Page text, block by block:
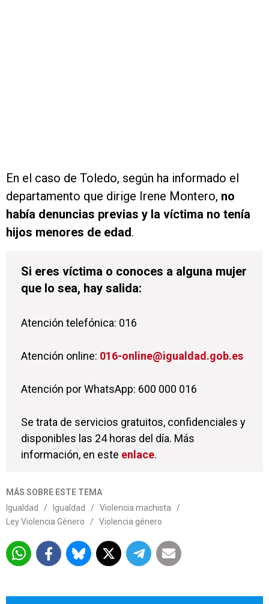
En el caso de Toledo, según ha informado el
departamento que dirige Irene Montero, no
había denuncias previas y la víctima no tenía
hijos menores de edad.
Si eres víctima o conoces a alguna mujer
que lo sea, hay salida:
Atención telefónica: 016
Atención online: 016-online@igualdad.gob.es
Atención por WhatsApp: 600 000 016
Se trata de servicios gratuitos, confidenciales y
disponibles las 24 horas del día. Más
información, en este enlace.
MÁS SOBRE ESTE TEMA
Igualdad
/ Igualdad / Violencia machista
/
Ley Violencia Género
/ Violencia género